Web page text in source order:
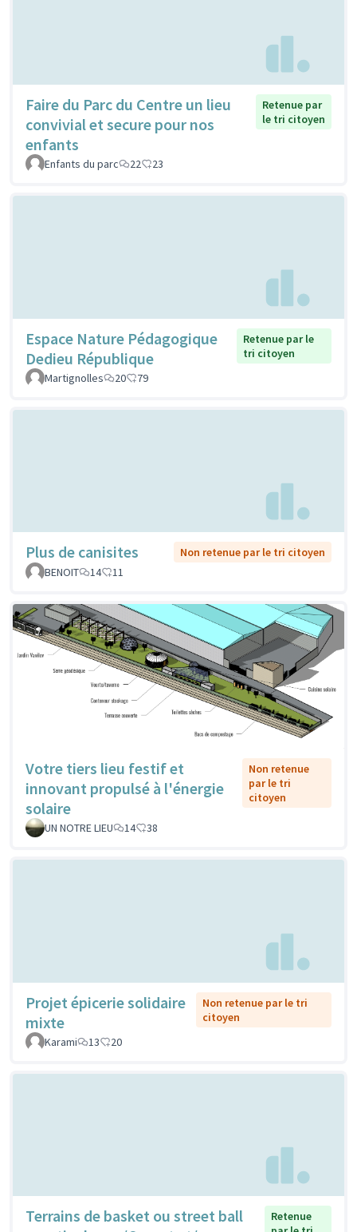
Faire du Parc du Centre un lieu
convivial et secure pour nos
enfants
Retenue par
le tri citoyen
Enfants du parc 22 23
Espace Nature Pédagogique
Dedieu République
Retenue par le
tri citoyen
Martignolles
20 79
Plus de canisites
Non retenue par le tri citoyen
BENOIT
14 11
Votre tiers lieu festif et
innovant propulsé à l'énergie
solaire
Non retenue
par le tri
citoyen
UN NOTRE LIEU 14 38
Projet épicerie solidaire
mixte
Non retenue par le tri
citoyen
Karami
13 20
Terrains de basket ou street ball
Retenue